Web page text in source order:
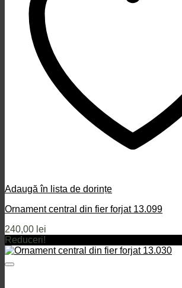
Adaugă în lista de dorințe
Ornament central din fier forjat 13.099
240,00 lei
Reduceri!